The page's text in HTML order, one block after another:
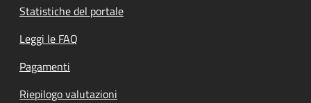
Statistiche del portale
Leggi le FAQ
Pagamenti
Riepilogo valutazioni